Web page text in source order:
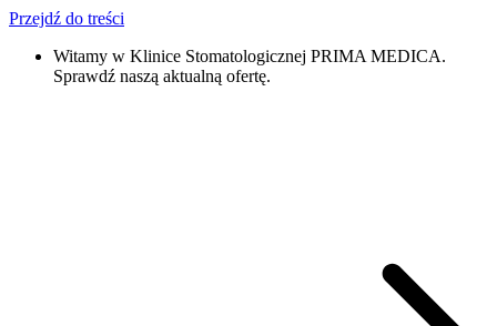
Przejdź do treści
Witamy w Klinice Stomatologicznej PRIMA MEDICA.
Sprawdź naszą aktualną ofertę.